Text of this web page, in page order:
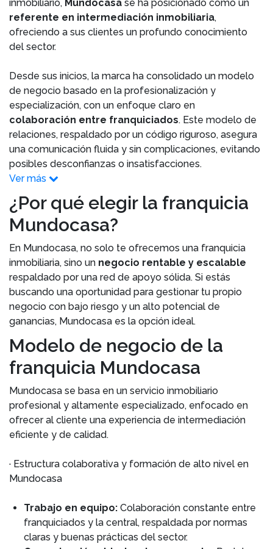
inmobiliario, Mundocasa se ha posicionado como un
referente en intermediación inmobiliaria,
ofreciendo a sus clientes un profundo conocimiento
del sector.
Desde sus inicios, la marca ha consolidado un modelo
de negocio basado en la profesionalización y
especialización, con un enfoque claro en
colaboración entre franquiciados. Este modelo de
relaciones, respaldado por un código riguroso, asegura
una comunicación fluida y sin complicaciones, evitando
posibles desconfianzas o insatisfacciones.
Ver más
¿Por qué elegir la franquicia
Mundocasa?
En Mundocasa, no solo te ofrecemos una franquicia
inmobiliaria, sino un negocio rentable y escalable
respaldado por una red de apoyo sólida. Si estás
buscando una oportunidad para gestionar tu propio
negocio con bajo riesgo y un alto potencial de
ganancias, Mundocasa es la opción ideal.
Modelo de negocio de la
franquicia Mundocasa
Mundocasa se basa en un servicio inmobiliario
profesional y altamente especializado, enfocado en
ofrecer al cliente una experiencia de intermediación
eficiente y de calidad.
· Estructura colaborativa y formación de alto nivel en
Mundocasa
Trabajo en equipo: Colaboración constante entre
franquiciados y la central, respaldada por normas
claras y buenas prácticas del sector.